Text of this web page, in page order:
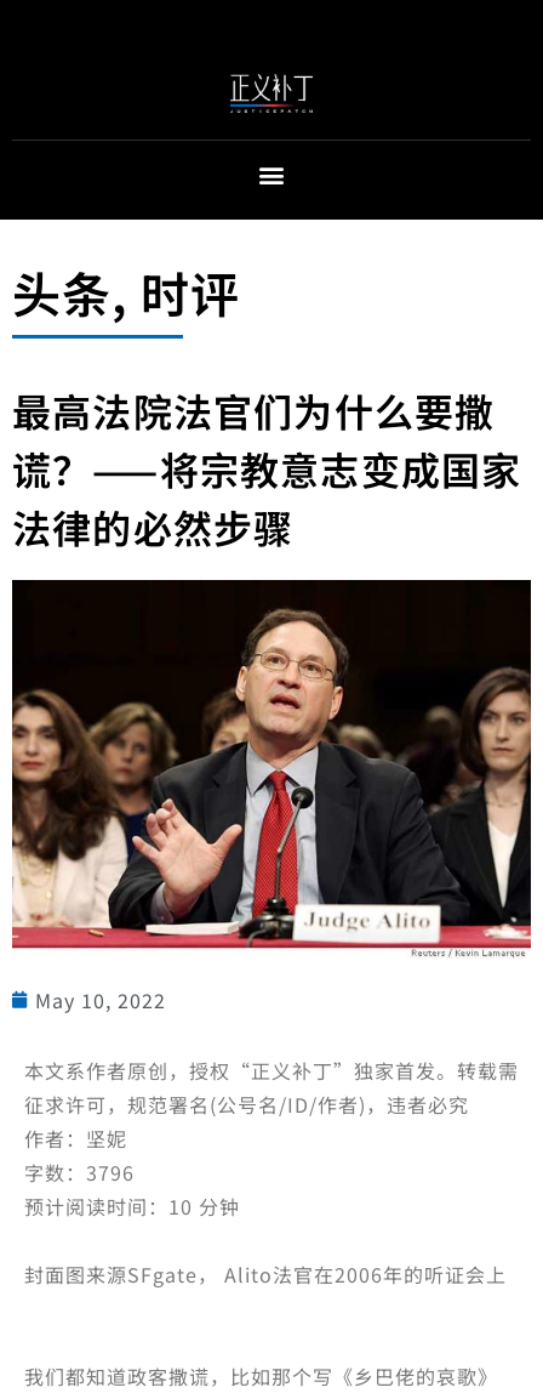
头条, 时评
最高法院法官们为什么要撒
谎？——将宗教意志变成国家
法律的必然步骤
May 10, 2022
本文系作者原创，授权“正义补丁”独家首发。转载需
征求许可，规范署名(公号名/ID/作者)，违者必究
作者：坚妮
字数：3796
预计阅读时间：10 分钟
封面图来源SFgate， Alito法官在2006年的听证会上
我们都知道政客撒谎，比如那个写《乡巴佬的哀歌》